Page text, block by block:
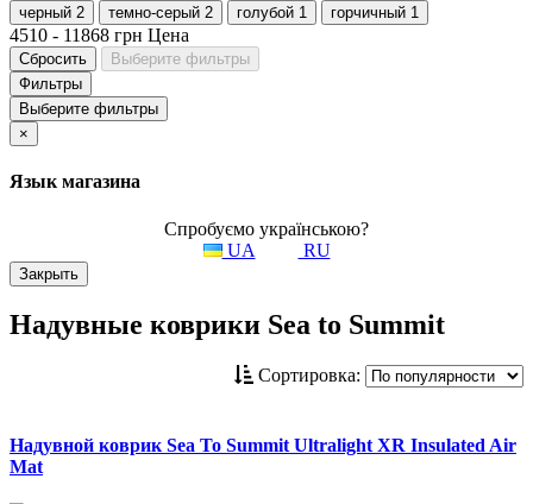
черный 2 темно-серый 2 голубой 1 горчичный 1
4510 - 11868 грн Цена
Сбросить
Выберите фильтры
Фильтры
Выберите фильтры
×
Язык магазина
Спробуємо українською?
UA
RU
Закрыть
Надувные коврики Sea to Summit
Сортировка:
Надувной коврик Sea To Summit Ultralight XR Insulated Air
Mat